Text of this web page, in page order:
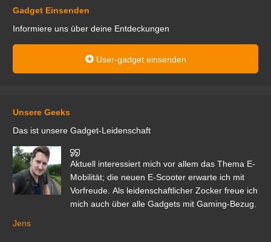
Gadget Einsenden
Informiere uns über deine Entdeckungen
User-gadget einsenden
Unsere Geeks
Das ist unsere Gadget-Leidenschaft
Aktuell interessiert mich vor allem das Thema E-
Mobilität; die neuen E-Scooter erwarte ich mit
Vorfreude. Als leidenschaftlicher Zocker freue ich
mich auch über alle Gadgets mit Gaming-Bezug.
Jens